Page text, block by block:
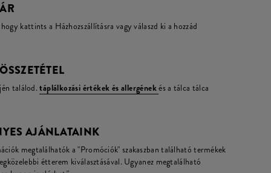
kattints a Házhozszállításra vagy válaszd ki a hozzád
találod.táplálkozási értékek és allergénekés a tálca tálca
AJÁNLATAINK
megtalálhatók a "Promóciók" szakaszban található termékek
étterem kiválasztásával. Ugyanez megtalálható